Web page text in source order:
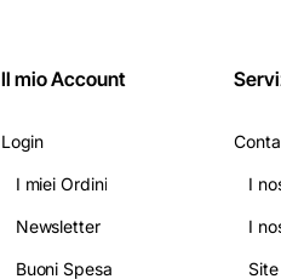
Il mio Account
Login
I miei Ordini
Newsletter
Buoni Spesa
I
I